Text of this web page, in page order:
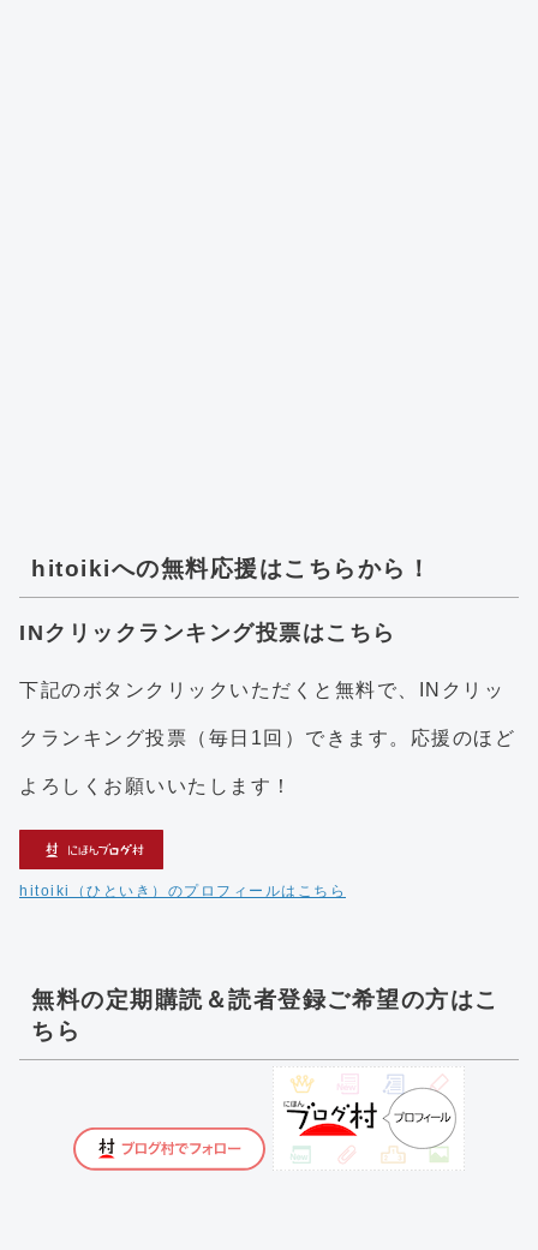
hitoikiへの無料応援はこちらから！
INクリックランキング投票はこちら
下記のボタンクリックいただくと無料で、INクリッ
クランキング投票（毎日1回）できます。応援のほど
よろしくお願いいたします！
hitoiki（ひといき）のプロフィールはこちら
無料の定期購読＆読者登録ご希望の方はこ
ちら